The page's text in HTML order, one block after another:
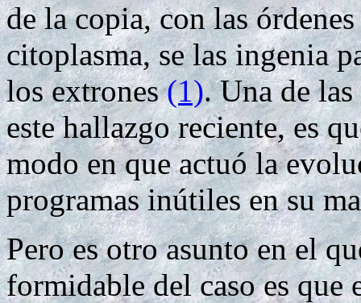
de la copia, con las
citoplasma, se las ingenia
los extrones(1). Una de
este hallazgo reciente, es
modo en que actuó la
programas inútiles en su
Pero es otro asunto en el
formidable del caso es